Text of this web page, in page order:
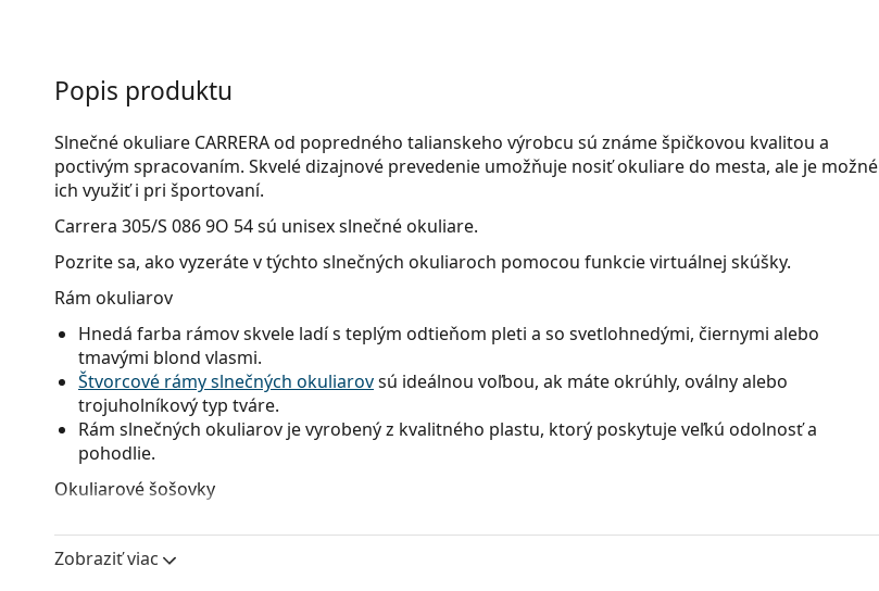
Popis produktu
Slnečné okuliare CARRERA od popredného talianskeho výrobcu sú známe špičkovou kvalitou a
poctivým spracovaním. Skvelé dizajnové prevedenie umožňuje nosiť okuliare do mesta, ale je možné
ich využiť i pri športovaní.
Carrera 305/S 086 9O 54sú unisex slnečné okuliare.
Pozrite sa, ako vyzeráte v týchto slnečných okuliaroch pomocou funkcie virtuálnej skúšky.
Rám okuliarov
Hnedá farba rámov skvele ladí s teplým odtieňom pleti a so svetlohnedými, čiernymi alebo
tmavými blond vlasmi.
Štvorcové rámy slnečných okuliarovsú ideálnou voľbou, ak máte okrúhly, oválny alebo
trojuholníkový typ tváre.
Rám slnečných okuliarov je vyrobený z kvalitného plastu, ktorý poskytuje veľkú odolnosť a
pohodlie.
Okuliarové šošovky
neskresľujú farby.
Okuliare disponujú
Zobraziť viac